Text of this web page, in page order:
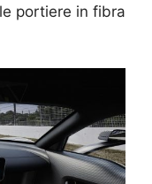
portiere in fibra